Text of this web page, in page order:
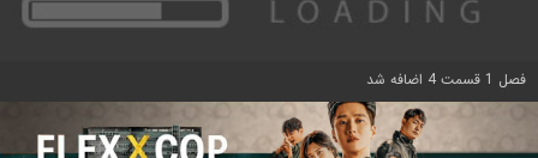
فصل 1 قسمت 4 اضافه شد